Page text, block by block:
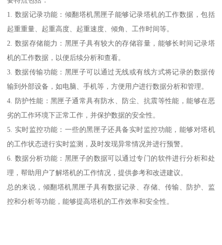
1. 数据记录功能：倾翻塔机黑匣子能够记录塔机的工作数据，包括
起重重量、起重高度、起重速度、倾角、工作时间等。
2. 数据存储能力：黑匣子具有较大的存储容量，能够长时间记录塔
机的工作数据，以便后续分析和查看。
3. 数据传输功能：黑匣子可以通过无线或有线方式将记录的数据传
输到外部设备，如电脑、手机等，方便用户进行数据分析和管理。
4. 防护性能：黑匣子通常具有防水、防尘、抗震等性能，能够在恶
劣的工作环境下正常工作，并保护数据的安全性。
5. 实时监控功能：一些的黑匣子还具备实时监控功能，能够对塔机
的工作状态进行实时监测，及时发现异常情况并进行预警。
6. 数据分析功能：黑匣子的数据可以通过专门的软件进行分析和处
理，帮助用户了解塔机的工作情况，提供参考和改进建议。
总的来说，倾翻塔机黑匣子具有数据记录、存储、传输、防护、监
控和分析等功能，能够提高塔机的工作效率和安全性。